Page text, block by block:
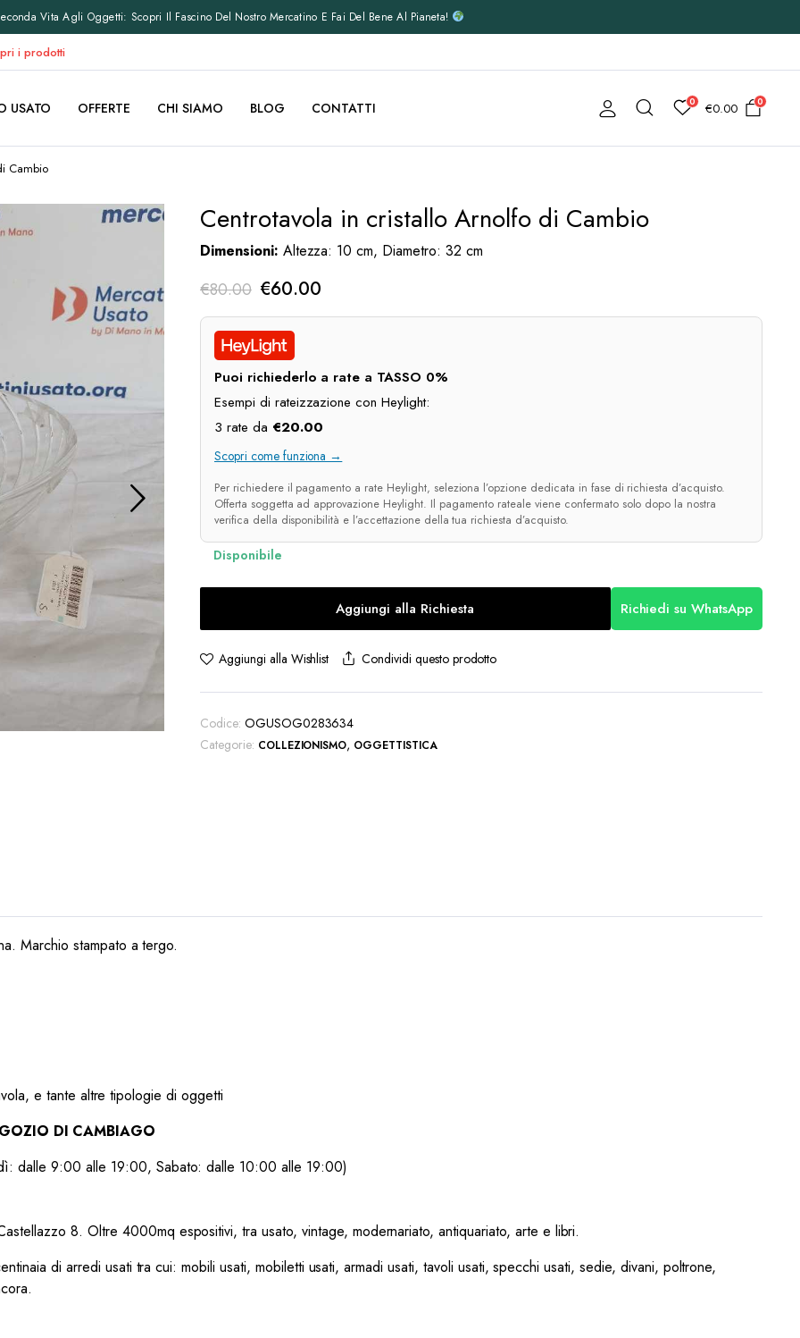
Vita Agli Oggetti: Scopri Il Fascino Del Nostro Mercatino E Fai Del Bene Al Pianeta!
i prodotti
USATO OFFERTE CHI SIAMO BLOG CONTATTI 0 €0.00 0
Cambio
Centrotavola in cristallo Arnolfo di Cambio
Dimensioni: Altezza: 10 cm, Diametro: 32 cm
€80.00 Il
prezzo
originale
era:
€80.00.
€60.00Il
prezzo
è:
€60.00.
Puoi richiederlo a rate a TASSO 0%
Esempi di rateizzazione con Heylight:
3 rate da €20.00
Scopri come funziona →
Per richiedere il pagamento a rate Heylight, seleziona l’opzione dedicata in fase di richiesta d’acquisto.
Offerta soggetta ad approvazione Heylight. Il pagamento rateale viene confermato solo dopo la nostra
verifica della disponibilità e l’accettazione della tua richiesta d’acquisto.
Aggiungi alla Richiesta Richiedi su WhatsApp
Aggiungi alla Wishlist Condividi questo prodotto
Codice: OGUSOG0283634
Categorie: COLLEZIONISMO, OGGETTISTICA
Marchio stampato a tergo.
e tante altre tipologie di oggetti
DI CAMBIAGO
dalle 9:00 alle 19:00, Sabato: dalle 10:00 alle 19:00)
8. Oltre 4000mq espositivi, tra usato, vintage, modernariato, antiquariato, arte e libri.
di arredi usati tra cui: mobili usati, mobiletti usati, armadi usati, tavoli usati, specchi usati, sedie, divani, poltrone,